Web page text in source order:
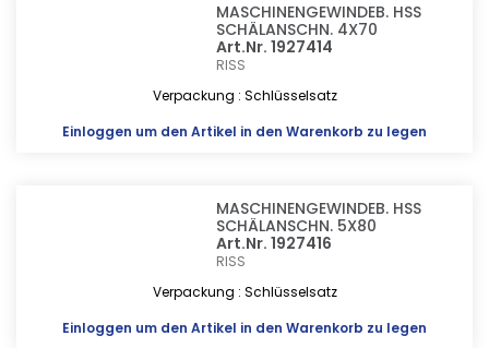
MASCHINENGEWINDEB. HSS
SCHÄLANSCHN. 4X70
Art.Nr. 1927414
RISS
Verpackung : Schlüsselsatz
Einloggen um den Artikel in den Warenkorb zu legen
MASCHINENGEWINDEB. HSS
SCHÄLANSCHN. 5X80
Art.Nr. 1927416
RISS
Verpackung : Schlüsselsatz
Einloggen um den Artikel in den Warenkorb zu legen